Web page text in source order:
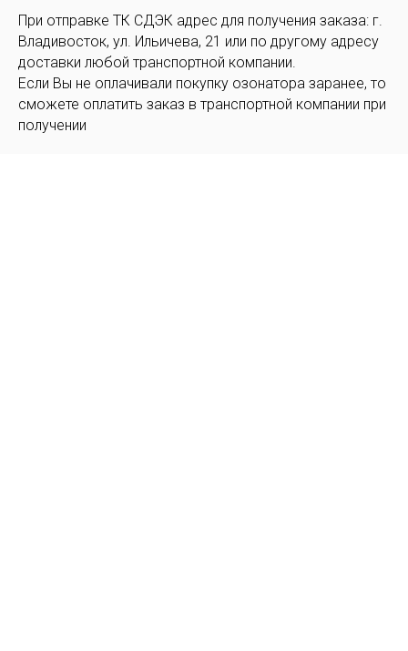
При отправке ТК СДЭК адрес для получения заказа: г.
Владивосток, ул. Ильичева, 21 или по другому адресу
доставки любой транспортной компании.
Если Вы не оплачивали покупку озонатора заранее, то
сможете оплатить заказ в транспортной компании при
получении